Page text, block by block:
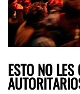
ESTO NO